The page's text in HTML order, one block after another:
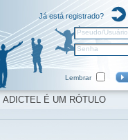
Já está registrado?
Pseudo/Usuário
Senha
Lembrar
ADICTEL É UM RÓTULO